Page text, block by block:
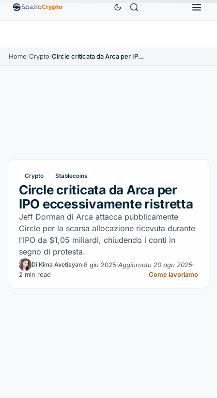
↑1.10% EthereumETH1.880,58 USD ↑1.90% Tether ↑0.00%
Home/Crypto/ Circle criticata da Arca per IPO eccessivamente ristretta
Crypto Stablecoins
Circle criticata da Arca per
IPO eccessivamente ristretta
Jeff Dorman di Arca attacca pubblicamente
Circle per la scarsa allocazione ricevuta durante
l’IPO da $1,05 miliardi, chiudendo i conti in
segno di protesta.
Di Kima Avetisyan 8 giu 2025 Aggiornato 20 ago 2025
2 min read
Come lavoriamo